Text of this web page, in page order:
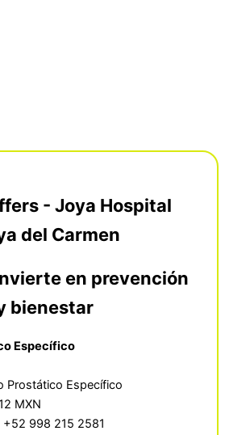
- Joya Hospital
del Carmen
en prevención
bienestar
Específico
Prostático Específico
MXN
998 215 2581